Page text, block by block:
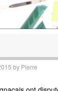
by Pierre